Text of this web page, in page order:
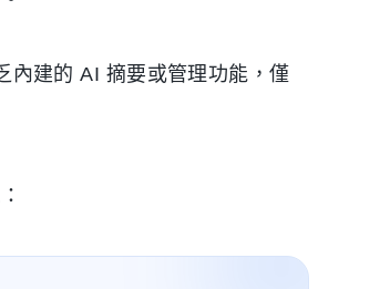
內建的 AI 摘要或管理功能，僅